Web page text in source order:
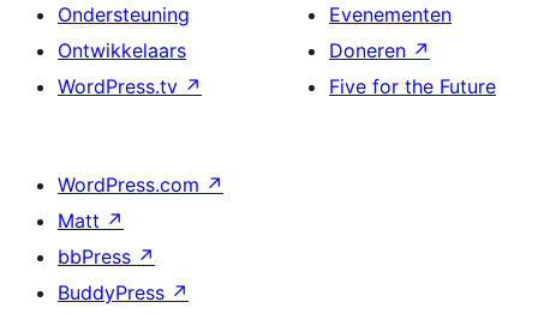
Ondersteuning
Ontwikkelaars
WordPress.tv ↗
Evenementen
Doneren ↗
Five for the Future
WordPress.com ↗
Matt ↗
bbPress ↗
BuddyPress ↗